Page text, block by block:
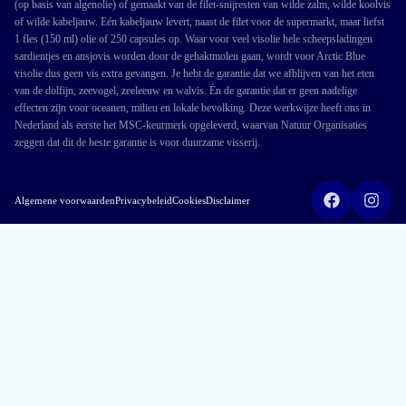
(op basis van algenolie) of gemaakt van de filet-snijresten van wilde zalm, wilde koolvis
of wilde kabeljauw. Eén kabeljauw levert, naast de filet voor de supermarkt, maar liefst
1 fles (150 ml) olie of 250 capsules op. Waar voor veel visolie hele scheepsladingen
sardientjes en ansjovis worden door de gehaktmolen gaan, wordt voor Arctic Blue
visolie dus geen vis extra gevangen. Je hebt de garantie dat we afblijven van het eten
van de dolfijn, zeevogel, zeeleeuw en walvis. Én de garantie dat er geen nadelige
effecten zijn voor oceanen, milieu en lokale bevolking. Deze werkwijze heeft ons in
Nederland als eerste het MSC-keurmerk opgeleverd, waarvan Natuur Organisaties
zeggen dat dit de beste garantie is voor duurzame visserij.
Algemene voorwaardenPrivacybeleidCookiesDisclaimer